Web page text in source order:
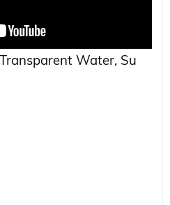
Water, Su